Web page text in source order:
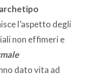
l’aspetto degli
non effimeri e
dato vita ad